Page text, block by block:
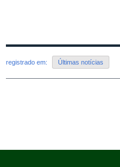
registrado em: Últimas notícias